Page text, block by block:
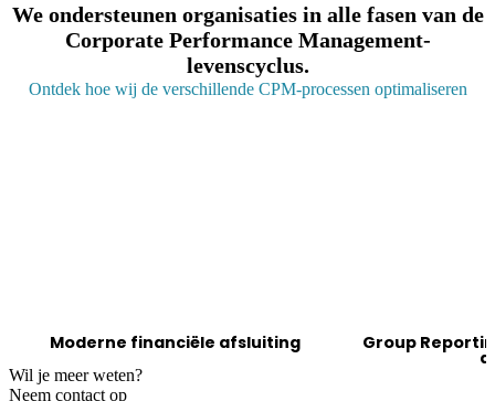
We ondersteunen organisaties in alle fasen van de
Corporate Performance Management-
levenscyclus.
Ontdek hoe wij de verschillende CPM-processen optimaliseren
Moderne financiële afsluiting Group
Wil je meer weten?
Neem contact op